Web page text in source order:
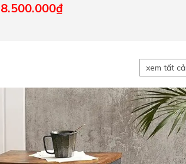
8.500.000₫
xem tất cả